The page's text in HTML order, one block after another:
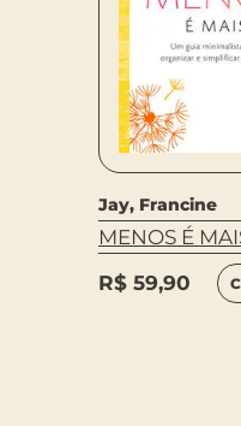
Jay, Francine
MENOS É
R$ 59,90